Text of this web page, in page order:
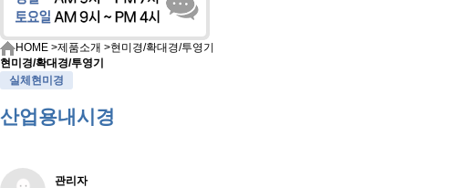
HOME >제품소개 >현미경/확대경/투영기
현미경/확대경/투영기
실체현미경
산업용내시경
관리자